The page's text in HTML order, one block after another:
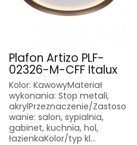
Plafon Artizo PLF-
02326-M-CFF Italux
Kolor: KawowyMateriał
wykonania: Stop metali,
akrylPrzeznaczenie/Zastoso
wanie: salon, sypialnia,
gabinet, kuchnia, hol,
łazienkaKolor/typ kl...